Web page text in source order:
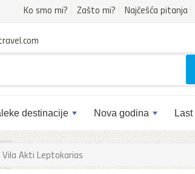
Ko smo mi? Zašto mi? Najčešća pitanja
destinacije Nova godina
Vila Akti Leptokarias